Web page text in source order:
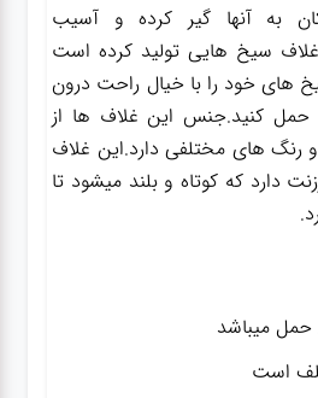
به آنها گیر کرده و آسیب
غلاف سیخ هایی تولید کرده است
های خود را با خیال راحت درون
حمل کنید.جنس این غلاف ها از
رنگ های مختلفی دارد.این غلاف
دارد که کوتاه و بلند میشود تا
حمل میباشد
است